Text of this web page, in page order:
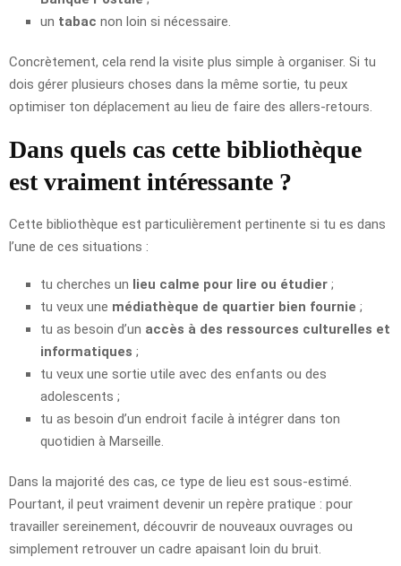
un tabac non loin si nécessaire.
Concrètement, cela rend la visite plus simple à organiser. Si tu
dois gérer plusieurs choses dans la même sortie, tu peux
optimiser ton déplacement au lieu de faire des allers-retours.
Dans quels cas cette bibliothèque
est vraiment intéressante ?
Cette bibliothèque est particulièrement pertinente si tu es dans
l’une de ces situations :
tu cherches un lieu calme pour lire ou étudier ;
tu veux une médiathèque de quartier bien fournie ;
tu as besoin d’un accès à des ressources culturelles et
informatiques ;
tu veux une sortie utile avec des enfants ou des
adolescents ;
tu as besoin d’un endroit facile à intégrer dans ton
quotidien à Marseille.
Dans la majorité des cas, ce type de lieu est sous-estimé.
Pourtant, il peut vraiment devenir un repère pratique : pour
travailler sereinement, découvrir de nouveaux ouvrages ou
simplement retrouver un cadre apaisant loin du bruit.